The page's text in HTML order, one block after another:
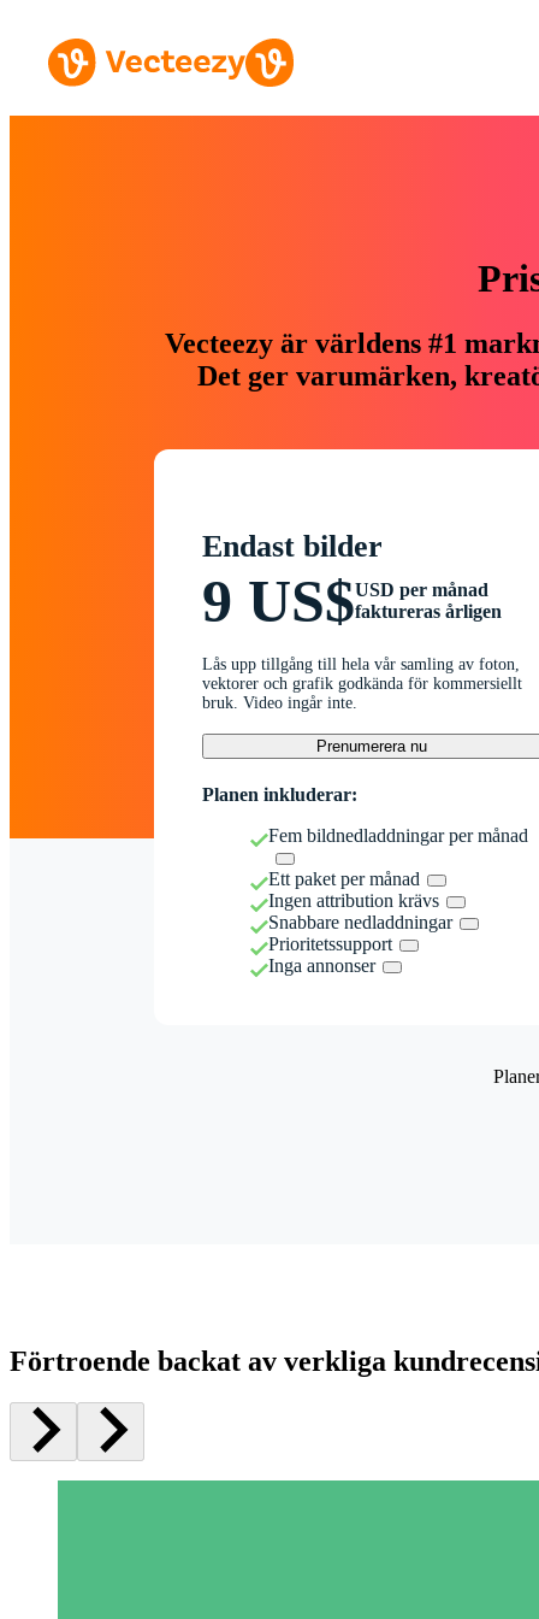
Vecteezy är världens #1
Det ger varumärken,
Endast bilder
9 US$USD per månad
faktureras årligen
Lås upp tillgång till hela vår samling av foton,
vektorer och grafik godkända för kommersiellt
bruk. Video ingår inte.
Prenumerera nu
Planen inkluderar:
Fem bildnedladdningar per månad
Ett paket per månad
Ingen attribution krävs
Snabbare nedladdningar
Prioritetssupport
Inga annonser
Förtroende backat av verkliga